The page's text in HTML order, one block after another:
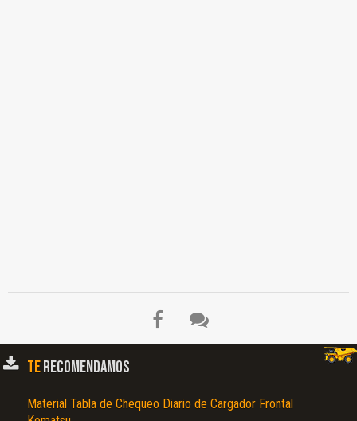
TERECOMENDAMOS
Material Tabla de Chequeo Diario de Cargador Frontal